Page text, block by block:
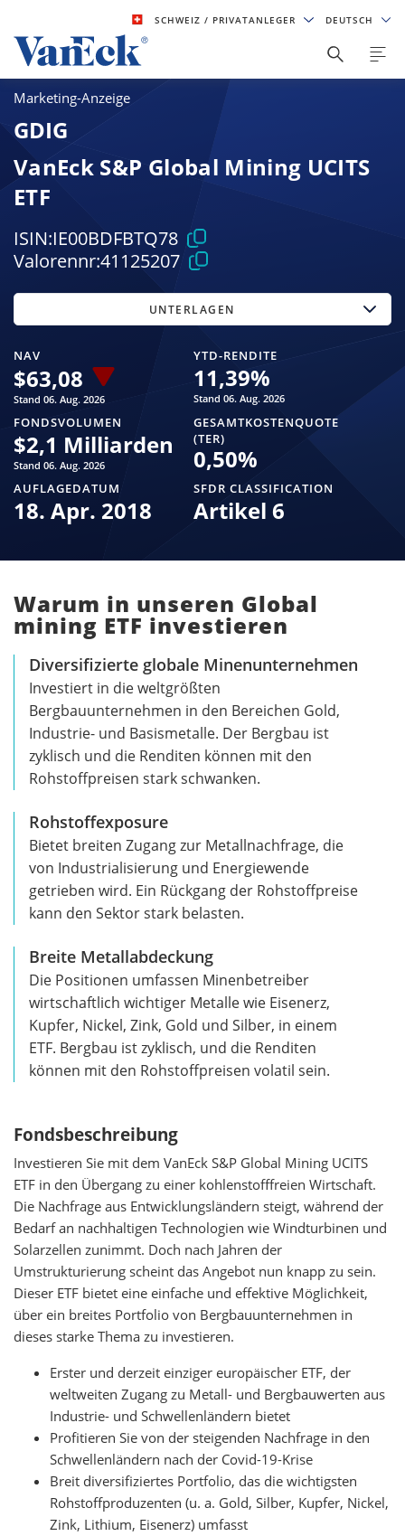
SCHWEIZ/ PRIVATANLEGER DEUTSCH
Marketing-Anzeige
GDIG
VanEck S&P Global Mining UCITS
ETF
ISIN:IE00BDFBTQ78
Valorennr:41125207
NAV
$63,08
Stand 06. Aug. 2026
YTD-RENDITE
11,39%
Stand 06. Aug. 2026
FONDSVOLUMEN
$2,1 Milliarden
Stand 06. Aug. 2026
GESAMTKOSTENQUOTE
(TER)
0,50%
AUFLAGEDATUM
18. Apr. 2018
SFDR CLASSIFICATION
Artikel 6
UNTERLAGEN
Warum in unseren Global
mining ETF investieren
Diversifizierte globale Minenunternehmen
Investiert in die weltgrößten
Bergbauunternehmen in den Bereichen Gold,
Industrie- und Basismetalle. Der Bergbau ist
zyklisch und die Renditen können mit den
Rohstoffpreisen stark schwanken.
Rohstoffexposure
Bietet breiten Zugang zur Metallnachfrage, die
von Industrialisierung und Energiewende
getrieben wird. Ein Rückgang der Rohstoffpreise
kann den Sektor stark belasten.
Breite Metallabdeckung
Die Positionen umfassen Minenbetreiber
wirtschaftlich wichtiger Metalle wie Eisenerz,
Kupfer, Nickel, Zink, Gold und Silber, in einem
ETF. Bergbau ist zyklisch, und die Renditen
können mit den Rohstoffpreisen volatil sein.
Fondsbeschreibung
Investieren Sie mit dem VanEck S&P Global Mining UCITS
ETF in den Übergang zu einer kohlenstofffreien Wirtschaft.
Die Nachfrage aus Entwicklungsländern steigt, während der
Bedarf an nachhaltigen Technologien wie Windturbinen und
Solarzellen zunimmt. Doch nach Jahren der
Umstrukturierung scheint das Angebot nun knapp zu sein.
Dieser ETF bietet eine einfache und effektive Möglichkeit,
über ein breites Portfolio von Bergbauunternehmen in
dieses starke Thema zu investieren.
Erster und derzeit einziger europäischer ETF, der
weltweiten Zugang zu Metall- und Bergbauwerten aus
Industrie- und Schwellenländern bietet
Profitieren Sie von der steigenden Nachfrage in den
Schwellenländern nach der Covid-19-Krise
Breit diversifiziertes Portfolio, das die wichtigsten
Rohstoffproduzenten (u. a. Gold, Silber, Kupfer, Nickel,
Zink, Lithium, Eisenerz) umfasst